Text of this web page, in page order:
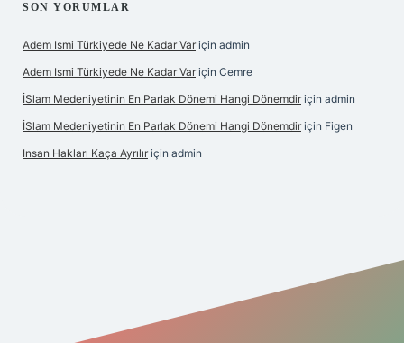
SON YORUMLAR
Adem Ismi Türkiyede Ne Kadar Var için admin
Adem Ismi Türkiyede Ne Kadar Var için Cemre
İSlam Medeniyetinin En Parlak Dönemi Hangi Dönemdir için admin
İSlam Medeniyetinin En Parlak Dönemi Hangi Dönemdir için Figen
Insan Hakları Kaça Ayrılır için admin